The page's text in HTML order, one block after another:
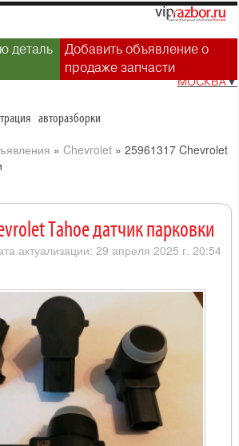
деталь
Добавить объявление о
продаже запчасти
МОСКВА▼
авторазборки
» Chevrolet » 25961317 Chevrolet
Tahoe датчик парковки
актуализации: 29 апреля 2025 г. 20:54